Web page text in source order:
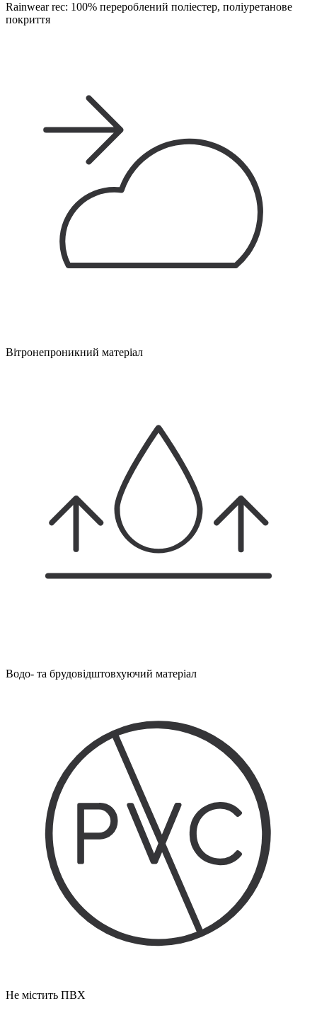
Rainwear rec: 100% перероблений поліестер, поліуретанове
покриття
Вітронепроникний матеріал
Водо- та брудовідштовхуючий матеріал
Не містить ПВХ